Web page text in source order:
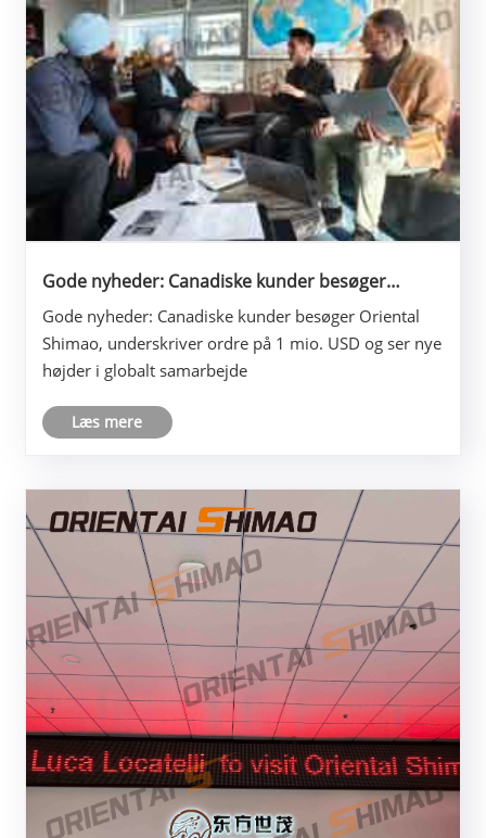
Gode ​​nyheder: Canadiske kunder besøger
USD og ser nye højder i globalt samarbejde
Gode ​​nyheder: Canadiske kunder besøger Oriental
Shimao, underskriver ordre på 1 mio. USD og ser nye
højder i globalt samarbejde
Læs mere